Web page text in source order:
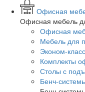
Офисная
Офисная мебель
Офисная
Мебель для
Эконом-
Комплекты
Столы с
Бенч-